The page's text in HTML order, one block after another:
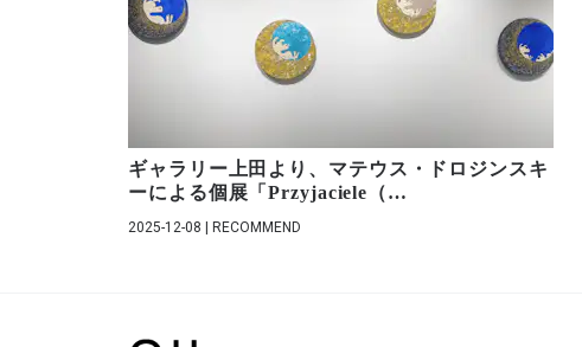
ギャラリー上田より、マテウス・ドロジンスキ
ーによる個展「Przyjaciele（…
2025-12-08 | RECOMMEND